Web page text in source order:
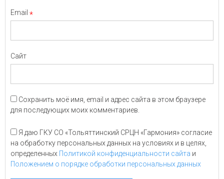
Email *
Сайт
Сохранить моё имя, email и адрес сайта в этом браузере
для последующих моих комментариев.
Я даю ГКУ СО «Тольяттинский СРЦН «Гармония» согласие
на обработку персональных данных на условиях и в целях,
определенных Политикой конфиденциальности сайта и
Положением о порядке обработки персональных данных